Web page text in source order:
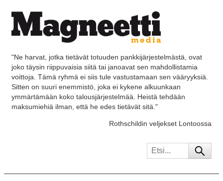
"Ne harvat, jotka tietävät totuuden pankkijärjestelmästä, ovat
joko täysin riippuvaisia siitä tai janoavat sen mahdollistamia
voittoja. Tämä ryhmä ei siis tule vastustamaan sen vääryyksiä.
Sitten on suuri enemmistö, joka ei kykene alkuunkaan
ymmärtämään koko talousjärjestelmää. Heistä tehdään
maksumiehiä ilman, että he edes tietävät sitä."
Rothschildin veljekset Lontoossa